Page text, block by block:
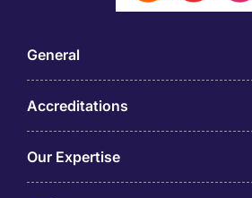
General
Accreditations
Our Expertise